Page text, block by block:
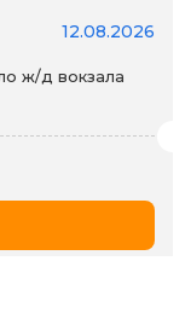
12.08.2026
ж/д вокзала